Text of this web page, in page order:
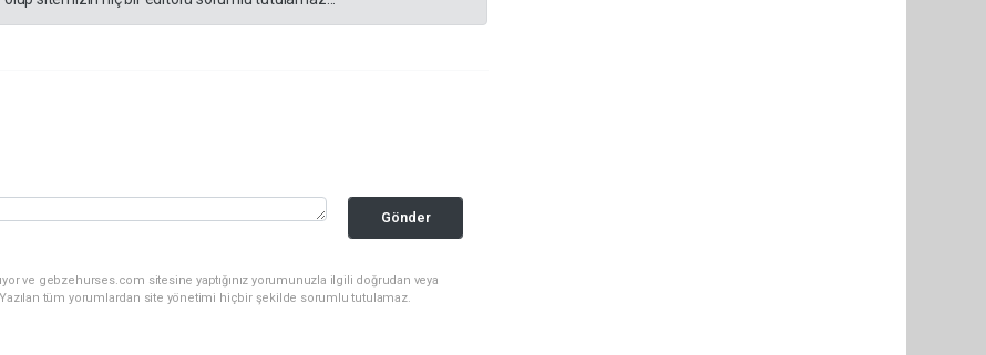
Gönder
ve gebzehurses.com sitesine yaptığınız yorumunuzla ilgili doğrudan veya
tüm yorumlardan site yönetimi hiçbir şekilde sorumlu tutulamaz.